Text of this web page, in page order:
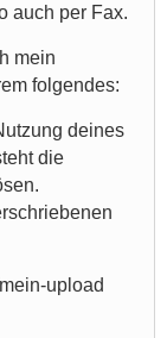
auch per Fax.
mein
folgendes:
deines
die
upload